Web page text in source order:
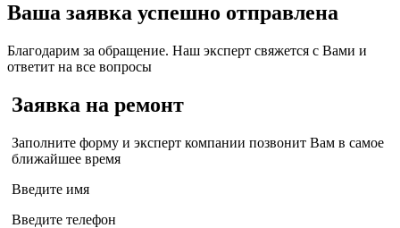
Ваша заявка успешно отправлена
Благодарим за обращение. Наш эксперт свяжется с Вами и
ответит на все вопросы
Заявка на ремонт
Заполните форму и эксперт компании позвонит Вам в самое
ближайшее время
Введите имя
Введите телефон